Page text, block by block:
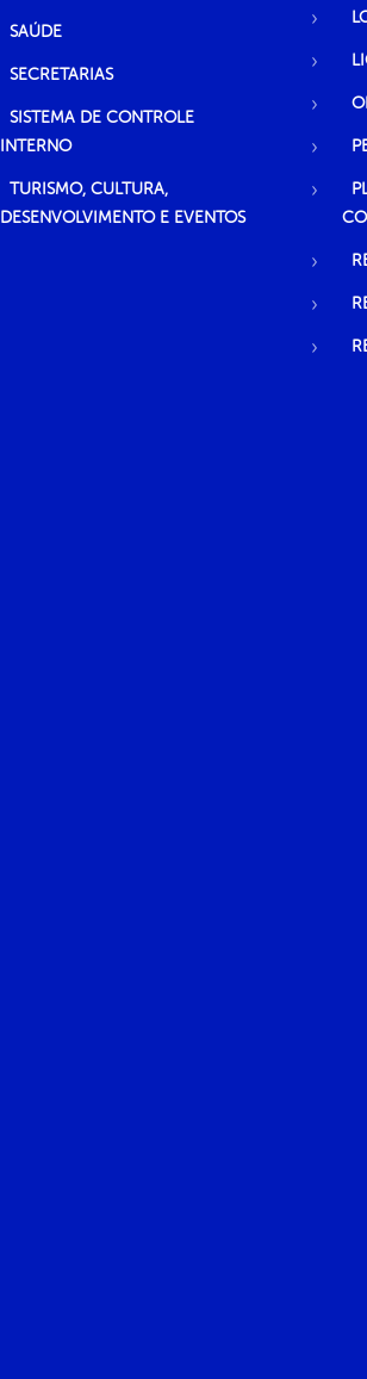
SAÚDE
SECRETARIAS
SISTEMA DE CONTROLE
INTERNO
TURISMO, CULTURA,
DESENVOLVIMENTO E EVENTOS